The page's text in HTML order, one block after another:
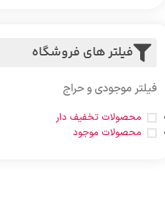
فیلتر های فروشگاه
فیلتر موجودی و حراج
محصولات تخفیف دار
محصولات موجود